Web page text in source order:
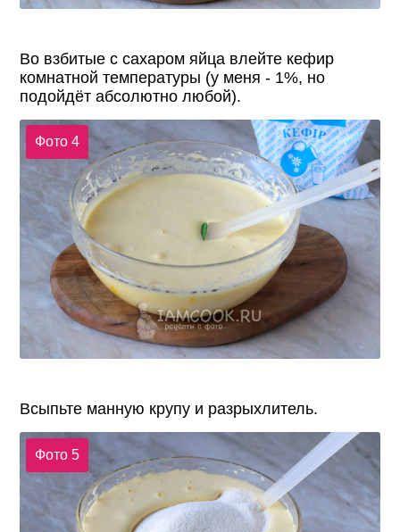
Во взбитые с сахаром яйца влейте кефир
комнатной температуры (у меня - 1%, но
подойдёт абсолютно любой).
Фото 4
Всыпьте манную крупу и разрыхлитель.
Фото 5